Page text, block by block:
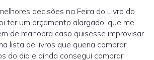
decisões na Feira do Livro do
ter um orçamento alargado, que me
de manobra caso quisesse improvisar
lista de livros que queria comprar,
do dia e ainda consegui comprar